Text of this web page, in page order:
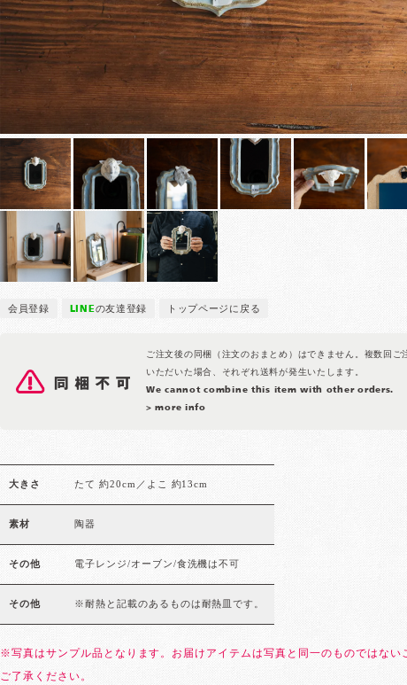
会員登録 LINEの友達登録 トップページに戻る
ご注文後の同梱（注文のおまとめ）はできません。複数回ご
いただいた場合、それぞれ送料が発生いたします。
We cannot combine this item with other orders.
> more info
大きさ たて 約20cm／よこ 約13cm
素材 陶器
その他 電子レンジ/オーブン/食洗機は不可
その他 ※耐熱と記載のあるものは耐熱皿です。
※写真はサンプル品となります。お届けアイテムは写真と同一のものではない
ご了承ください。